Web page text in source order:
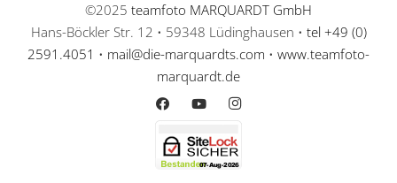
©2025 teamfoto MARQUARDT GmbH
Hans-Böckler Str. 12 • 59348 Lüdinghausen • tel +49 (0)
2591.4051 • mail@die-marquardts.com • www.teamfoto-
marquardt.de